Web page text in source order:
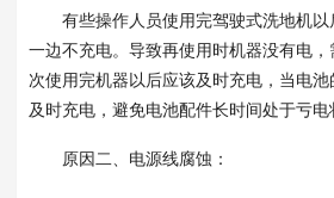
有些操作人员使用完驾驶式洗地机以
一边不充电。导致再使用时机器没有电
次使用完机器以后应该及时充电，当电
及时充电，避免电池配件长时间处于亏电
原因二、电源线腐蚀：